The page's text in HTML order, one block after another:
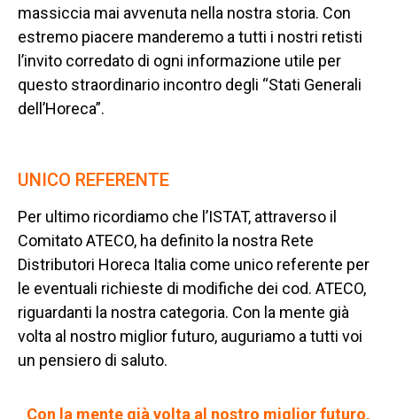
massiccia mai avvenuta nella nostra storia. Con
estremo piacere manderemo a tutti i nostri retisti
l’invito corredato di ogni informazione utile per
questo straordinario incontro degli “Stati Generali
dell’Horeca”.
UNICO REFERENTE
Per ultimo ricordiamo che l’ISTAT, attraverso il
Comitato ATECO, ha definito la nostra Rete
Distributori Horeca Italia come unico referente per
le eventuali richieste di modifiche dei cod. ATECO,
riguardanti la nostra categoria. Con la mente già
volta al nostro miglior futuro, auguriamo a tutti voi
un pensiero di saluto.
Con la mente già volta al nostro miglior futuro,